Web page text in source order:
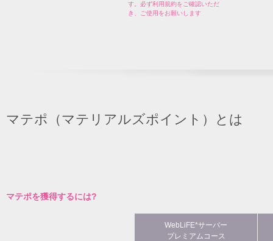
す。必ず利用規約をご確認いただ
き、ご使用をお願いします
マテポ（マテリアルズポイント）とは
マテポを獲得するには?
WebLiFE*サーバー
プレミアムコース